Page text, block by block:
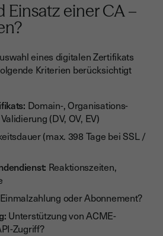
Einsatz einer CA –
eines digitalen Zertifikats
Kriterien berücksichtigt
Domain-, Organisations-
(DV, OV, EV)
(max. 398 Tage bei SSL /
Reaktionszeiten,
Einmalzahlung oder Abonnement?
Unterstützung von ACME-
Zugriff?